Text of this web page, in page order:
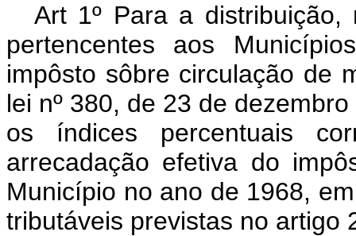
Art 1º Para a
pertencentes aos
impôsto sôbre circulação de
lei nº 380, de 23 de
os índices percentuais
arrecadação efetiva do
Município no ano de 1968,
tributáveis previstas no artigo